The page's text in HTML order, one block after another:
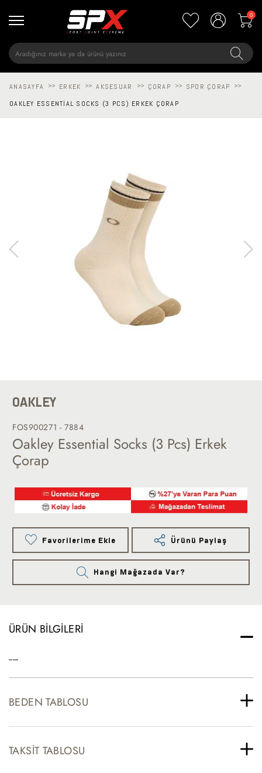
0
ANASAYFA >> ERKEK >> AKSESUAR >> ÇORAP >> SPOR ÇORAP >>
OAKLEY ESSENTIAL SOCKS (3 PCS) ERKEK ÇORAP
OAKLEY
FOS900271 - 7884
Oakley Essential Socks (3 Pcs) Erkek
Çorap
Favorilerime Ekle Ürünü Paylaş
Hangi Mağazada Var?
ÜRÜN BILGILERI
-----
BEDEN TABLOSU
TAKSIT TABLOSU